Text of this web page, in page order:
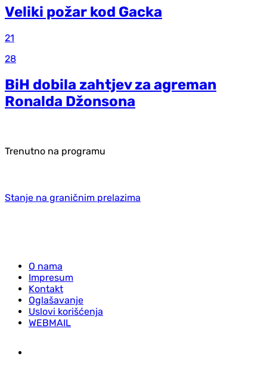
Veliki požar kod Gacka
21
28
BiH dobila zahtjev za agreman
Ronalda Džonsona
Trenutno na programu
Stanje na graničnim prelazima
O nama
Impresum
Kontakt
Oglašavanje
Uslovi korišćenja
WEBMAIL